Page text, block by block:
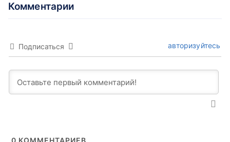
Комментарии
Подписаться авторизуйтесь
0 КОММЕНТАРИЕВ